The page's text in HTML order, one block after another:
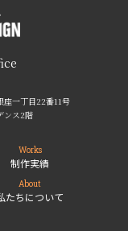
座一丁目22番11号
ンス2階
Works
制作実績
About
たちについて